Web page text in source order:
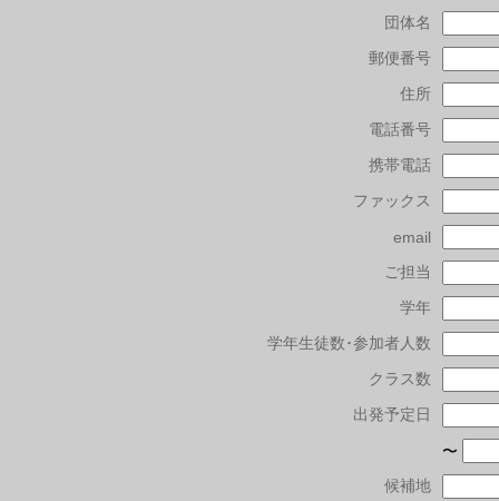
団体名
郵便番号
住所
電話番号
携帯電話
ファックス
email
ご担当
学年
学年生徒数･参加者人数
クラス数
出発予定日
〜
候補地